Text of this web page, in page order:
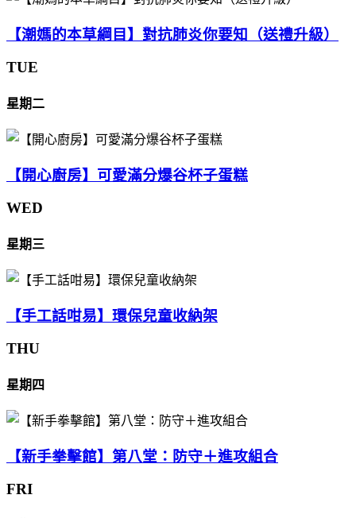
【潮媽的本草綱目】對抗肺炎你要知（送禮升級）
TUE
星期二
【開心廚房】可愛滿分爆谷杯子蛋糕
WED
星期三
【手工話咁易】環保兒童收納架
THU
星期四
【新手拳擊館】第八堂：防守＋進攻組合
FRI